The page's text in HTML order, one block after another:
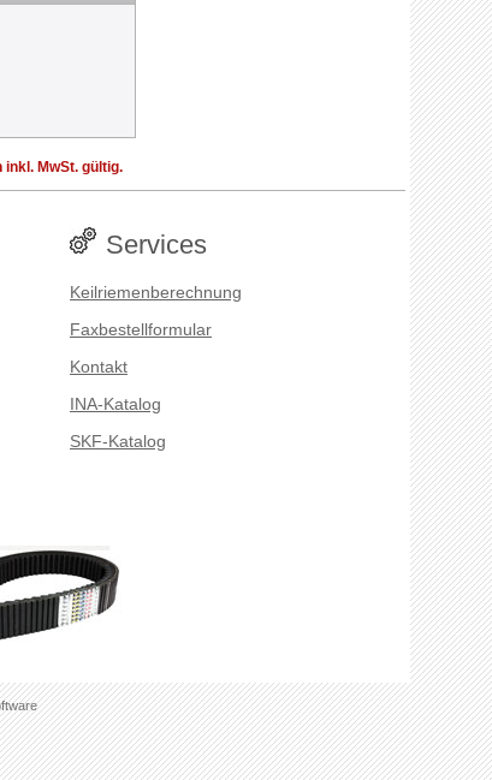
MwSt. gültig.
Services
Keilriemenberechnung
Faxbestellformular
Kontakt
INA-Katalog
SKF-Katalog